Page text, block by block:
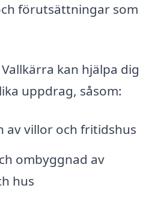
förutsättningar som
kan hjälpa dig
uppdrag, såsom:
av villor och fritidshus
ombyggnad av
hus